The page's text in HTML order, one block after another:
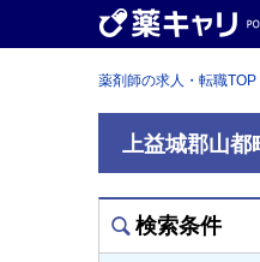
薬剤師の求人・転職TOP
上益城郡山都
検索条件